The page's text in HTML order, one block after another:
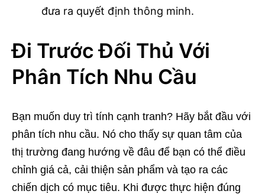
đưa ra quyết định thông minh.
Đi Trước Đối Thủ Với
Phân Tích Nhu Cầu
Bạn muốn duy trì tính cạnh tranh? Hãy bắt đầu với
phân tích nhu cầu. Nó cho thấy sự quan tâm của
thị trường đang hướng về đâu để bạn có thể điều
chỉnh giá cả, cải thiện sản phẩm và tạo ra các
chiến dịch có mục tiêu. Khi được thực hiện đúng